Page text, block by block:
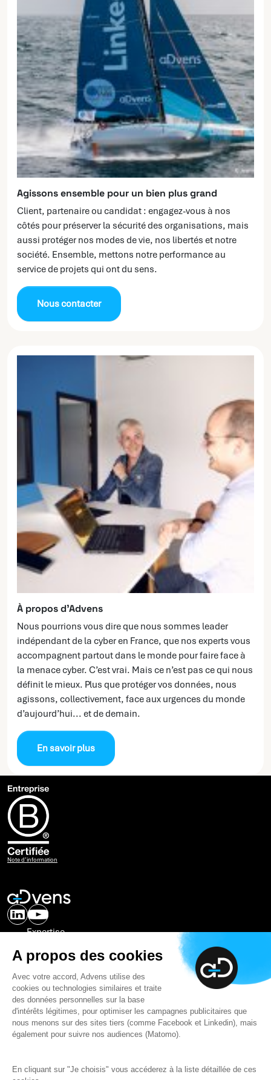
A propos des cookies
Avec votre accord, Advens utilise des
cookies ou technologies similaires et traite
des données personnelles sur la base
d'intérêts légitimes, pour optimiser les campagnes publicitaires que
nous menons sur des sites tiers (comme Facebook et Linkedin), mais
également pour suivre nos audiences (Matomo).
En cliquant sur "Je choisis" vous accéderez à la liste détaillée de ces
Agissons ensemble pour un bien plus grand
Client, partenaire ou candidat : engagez-vous à nos
côtés pour préserver la sécurité des organisations, mais
aussi protéger nos modes de vie, nos libertés et notre
société. Ensemble, mettons notre performance au
service de projets qui ont du sens.
Nous contacter
À propos d’Advens
Nous pourrions vous dire que nous sommes leader
indépendant de la cyber en France, que nos experts vous
accompagnent partout dans le monde pour faire face à
la menace cyber. C’est vrai. Mais ce n’est pas ce qui nous
définit le mieux. Plus que protéger vos données, nous
agissons, collectivement, face aux urgences du monde
d’aujourd’hui... et de demain.
En savoir plus
Note d’information
Expertise
Recrutement
Media
À propos d’Advens
Nous contacter
Qu'est-ce qu'un SOC ?
Newsletter